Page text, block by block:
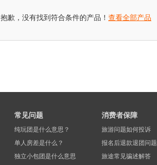
抱歉，没有找到符合条件的产品！ 查看全部产品
常见问题
纯玩团是什么意思？
单人房差是什么？
独立小包团是什么意思
消费者保障
旅游问题如何投诉
报名后退款退团问题
旅途常见骗述解答